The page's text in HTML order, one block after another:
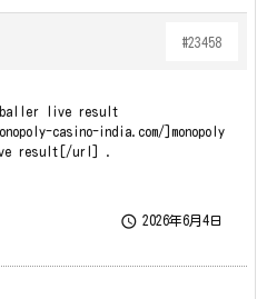
#23458
baller live result
casino-india.com/]monopoly
result[/url] .
 2026年6月4日